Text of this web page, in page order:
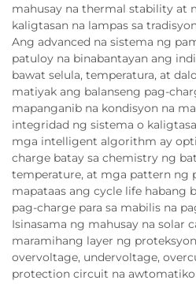
mahusay na thermal stability at
kaligtasan na lampas sa
Ang advanced na sistema ng
patuloy na binabantayan ang
bawat selula, temperatura, at
matiyak ang balanseng pag-
mapanganib na kondisyon na
integridad ng sistema o
mga intelligent algorithm ay
charge batay sa chemistry ng
temperature, at mga pattern ng
mapataas ang cycle life habang
pag-charge para sa mabilis na
Isinasama ng mahusay na solar
maramihang layer ng
overvoltage, undervoltage,
protection circuit na